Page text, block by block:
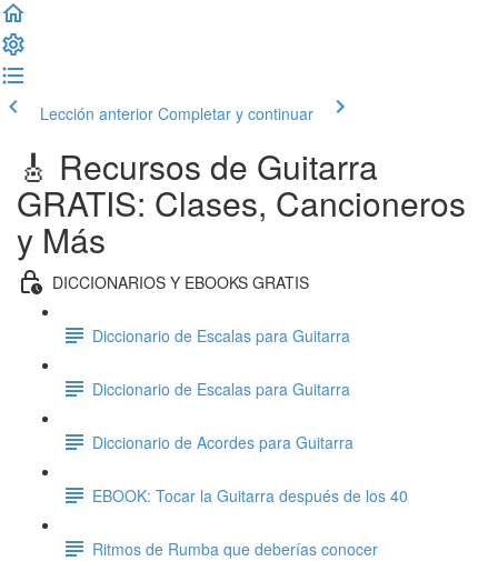
Lección anterior Completar y continuar
🎸 Recursos de Guitarra
GRATIS: Clases, Cancioneros
y Más
DICCIONARIOS Y EBOOKS GRATIS
Diccionario de Escalas para Guitarra
Diccionario de Escalas para Guitarra
Diccionario de Acordes para Guitarra
EBOOK: Tocar la Guitarra después de los 40
Ritmos de Rumba que deberías conocer